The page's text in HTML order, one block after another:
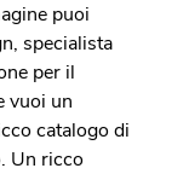
puoi
specialista
per il
vuoi un
catalogo di
Un ricco